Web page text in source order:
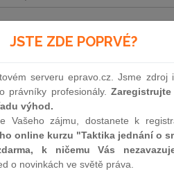
o podmínkách
č. 569/1991 Sb., o
1992 Sb., o dani
ve znění zákona č. 253/
86 / 2003
JSTE ZDE POPRVÉ?
serveru epravo.cz. Jsme zdroj
právníky profesionály.
výhod.
Vašeho zájmu, dostanete k
online kurzu "Taktika jednání o
k ničemu Vás
o novinkách ve světě práva.